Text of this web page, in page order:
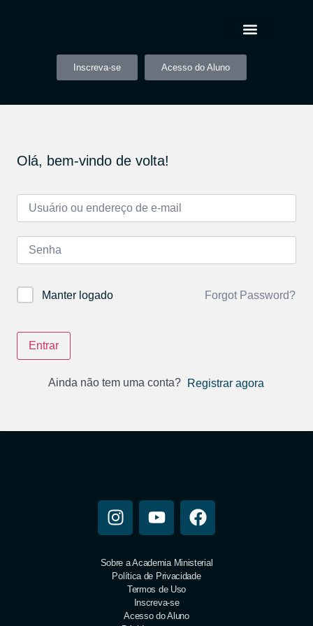
Inscreva-se Acesso do Aluno
Olá, bem-vindo de volta!
Manter logado Forgot Password?
Entrar
Ainda não tem uma conta? Registrar agora
Sobre a Academia Ministerial
Política de Privacidade
Termos de Uso
Inscreva-se
Acesso do Aluno